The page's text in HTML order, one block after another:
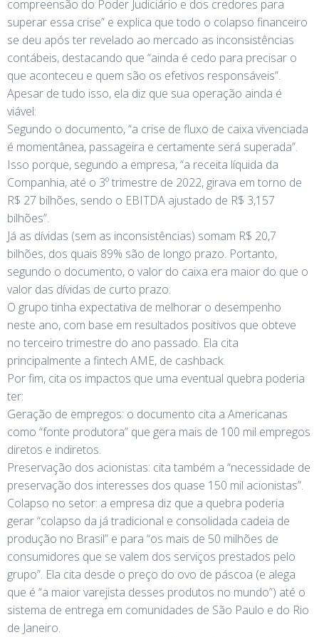
compreensão do Poder Judiciário e dos credores para
superar essa crise” e explica que todo o colapso financeiro
se deu após ter revelado ao mercado as inconsistências
contábeis, destacando que “ainda é cedo para precisar o
que aconteceu e quem são os efetivos responsáveis”.
Apesar de tudo isso, ela diz que sua operação ainda é
viável:
Segundo o documento, “a crise de fluxo de caixa vivenciada
é momentânea, passageira e certamente será superada”.
Isso porque, segundo a empresa, “a receita líquida da
Companhia, até o 3º trimestre de 2022, girava em torno de
R$ 27 bilhões, sendo o EBITDA ajustado de R$ 3,157
bilhões”.
Já as dívidas (sem as inconsistências) somam R$ 20,7
bilhões, dos quais 89% são de longo prazo. Portanto,
segundo o documento, o valor do caixa era maior do que o
valor das dívidas de curto prazo.
O grupo tinha expectativa de melhorar o desempenho
neste ano, com base em resultados positivos que obteve
no terceiro trimestre do ano passado. Ela cita
principalmente a fintech AME, de cashback.
Por fim, cita os impactos que uma eventual quebra poderia
ter:
Geração de empregos: o documento cita a Americanas
como “fonte produtora” que gera mais de 100 mil empregos
diretos e indiretos.
Preservação dos acionistas: cita também a “necessidade de
preservação dos interesses dos quase 150 mil acionistas”.
Colapso no setor: a empresa diz que a quebra poderia
gerar “colapso da já tradicional e consolidada cadeia de
produção no Brasil” e para “os mais de 50 milhões de
consumidores que se valem dos serviços prestados pelo
grupo”. Ela cita desde o preço do ovo de páscoa (e alega
que é “a maior varejista desses produtos no mundo”) até o
sistema de entrega em comunidades de São Paulo e do Rio
de Janeiro.